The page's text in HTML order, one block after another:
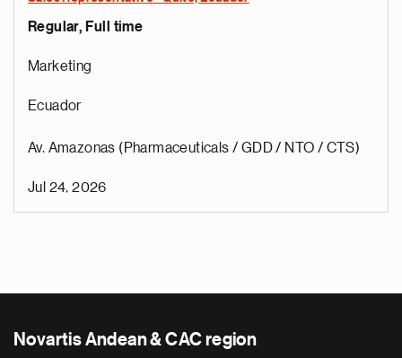
Regular, Full time
Marketing
Ecuador
Av. Amazonas (Pharmaceuticals / GDD / NTO / CTS)
Jul 24, 2026
Novartis Andean & CAC region